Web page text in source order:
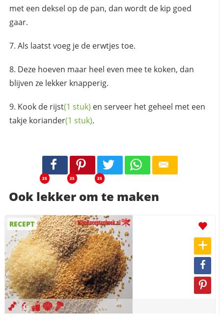
met een deksel op de pan, dan wordt de kip goed
gaar.
Als laatst voeg je de erwtjes toe.
Deze hoeven maar heel even mee te koken, dan
blijven ze lekker knapperig.
Kook de rijst(1 stuk) en serveer het geheel met een
takje koriander(1 stuk).
25 25 25
Ook lekker om te maken
RECEPT